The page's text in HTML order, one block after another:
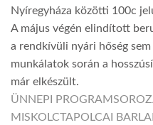
Nyíregyháza közötti 100c
A május végén elindított
a rendkívüli nyári hőség
munkálatok során a
már elkészült.
ÜNNEPI
MISKOLCTAPOLCAI